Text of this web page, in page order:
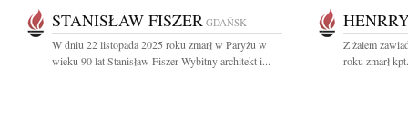
STANISŁAW FISZER GDAŃSK
W dniu 22 listopada 2025 roku zmarł w Paryżu w
wieku 90 lat Stanisław Fiszer Wybitny architekt i...
Z żalem
roku zmarł